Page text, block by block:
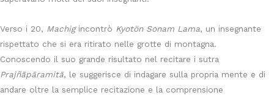
Verso i 20, Machigincontrò Kyotön Sonam Lama, un insegnante
rispettato che si era ritirato nelle grotte di montagna.
Conoscendo il suo grande risultato nel recitare i sutra
Prajñāpāramitā, le suggerisce di indagare sulla propria mente e di
andare oltre la semplice recitazione e la comprensione